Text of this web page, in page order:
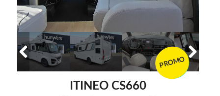
VENDU
PROMO
ITINEO CS660